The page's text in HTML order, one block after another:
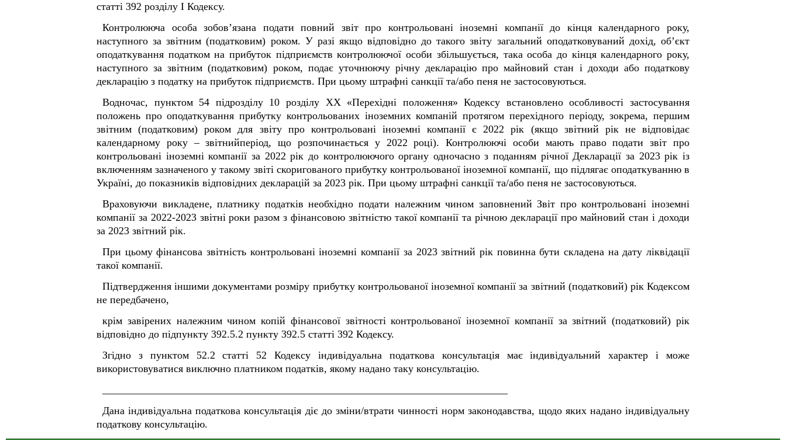
статті 392 розділу I Кодексу.
Контролююча особа зобов’язана подати повний звіт про контрольовані іноземні компанії до кінця календарного року,
наступного за звітним (податковим) роком. У разі якщо відповідно до такого звіту загальний оподатковуваний дохід, об’єкт
оподаткування податком на прибуток підприємств контролюючої особи збільшується, така особа до кінця календарного року,
наступного за звітним (податковим) роком, подає уточнюючу річну декларацію про майновий стан і доходи або податкову
декларацію з податку на прибуток підприємств. При цьому штрафні санкції та/або пеня не застосовуються.
Водночас, пунктом 54 підрозділу 10 розділу XX «Перехідні положення» Кодексу встановлено особливості застосування
положень про оподаткування прибутку контрольованих іноземних компаній протягом перехідного періоду, зокрема, першим
звітним (податковим) роком для звіту про контрольовані іноземні компанії є 2022 рік (якщо звітний рік не відповідає
календарному року – звітнийперіод, що розпочинається у 2022 році). Контролюючі особи мають право подати звіт про
контрольовані іноземні компанії за 2022 рік до контролюючого органу одночасно з поданням річної Декларації за 2023 рік із
включенням зазначеного у такому звіті скоригованого прибутку контрольованої іноземної компанії, що підлягає оподаткуванню в
Україні, до показників відповідних декларацій за 2023 рік. При цьому штрафні санкції та/або пеня не застосовуються.
Враховуючи викладене, платнику податків необхідно подати належним чином заповнений Звіт про контрольовані іноземні
компанії за 2022-2023 звітні роки разом з фінансовою звітністю такої компанії та річною декларації про майновий стан і доходи
за 2023 звітний рік.
При цьому фінансова звітність контрольовані іноземні компанії за 2023 звітний рік повинна бути складена на дату ліквідації
такої компанії.
Підтвердження іншими документами розміру прибутку контрольованої іноземної компанії за звітний (податковий) рік Кодексом
не передбачено,
крім завірених належним чином копій фінансової звітності контрольованої іноземної компанії за звітний (податковий) рік
відповідно до підпункту 392.5.2 пункту 392.5 статті 392 Кодексу.
Згідно з пунктом 52.2 статті 52 Кодексу індивідуальна податкова консультація має індивідуальний характер і може
використовуватися виключно платником податків, якому надано таку консультацію.
Дана індивідуальна податкова консультація діє до зміни/втрати чинності норм законодавства, щодо яких надано індивідуальну
податкову консультацію.